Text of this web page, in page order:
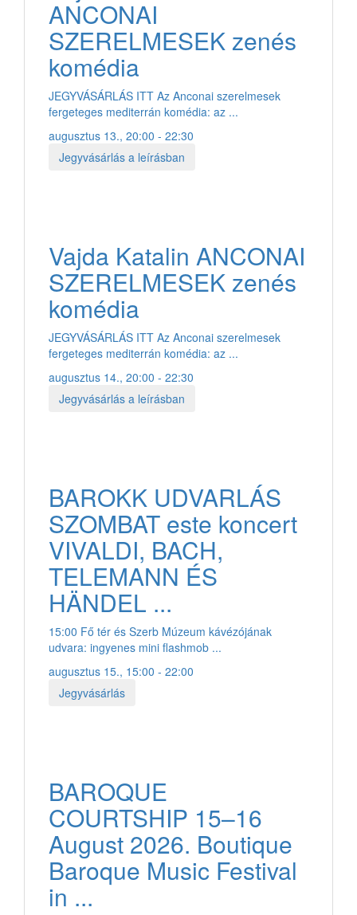
ANCONAI
SZERELMESEK zenés
komédia
JEGYVÁSÁRLÁS ITT Az Anconai szerelmesek
fergeteges mediterrán komédia: az ...
augusztus 13., 20:00 - 22:30
Jegyvásárlás a leírásban
Vajda Katalin ANCONAI
SZERELMESEK zenés
komédia
JEGYVÁSÁRLÁS ITT Az Anconai szerelmesek
fergeteges mediterrán komédia: az ...
augusztus 14., 20:00 - 22:30
Jegyvásárlás a leírásban
BAROKK UDVARLÁS
SZOMBAT este koncert
VIVALDI, BACH,
TELEMANN ÉS
HÄNDEL ...
15:00 Fő tér és Szerb Múzeum kávézójának
udvara: ingyenes mini flashmob ...
augusztus 15., 15:00 - 22:00
Jegyvásárlás
BAROQUE
COURTSHIP 15–16
August 2026. Boutique
Baroque Music Festival
in ...